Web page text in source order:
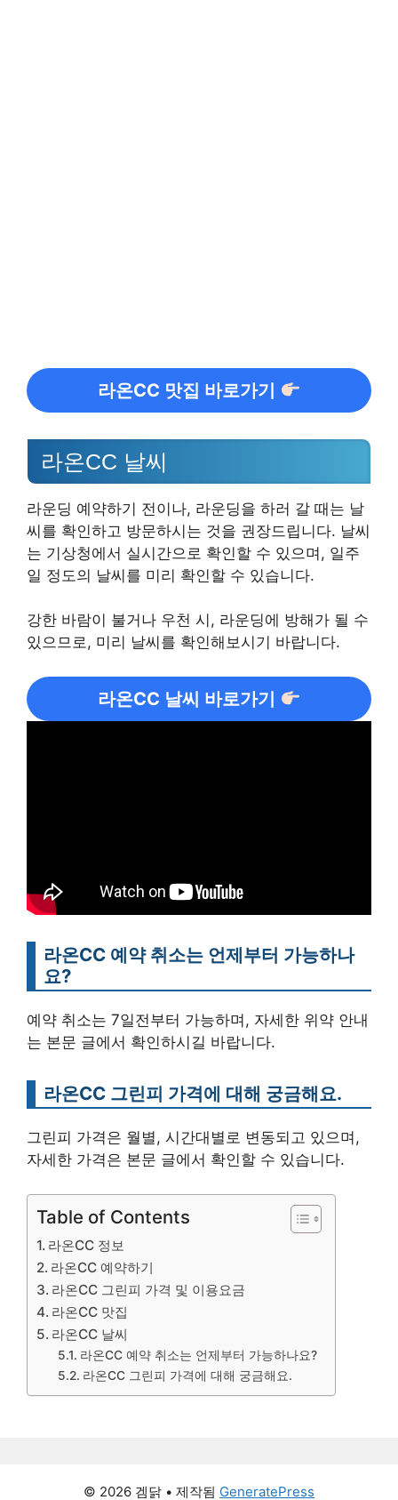
라온CC 맛집 바로가기
라온CC 날씨
라운딩 예약하기 전이나, 라운딩을 하러 갈 때는 날
씨를 확인하고 방문하시는 것을 권장드립니다. 날씨
는 기상청에서 실시간으로 확인할 수 있으며, 일주
일 정도의 날씨를 미리 확인할 수 있습니다.
강한 바람이 불거나 우천 시, 라운딩에 방해가 될 수
있으므로, 미리 날씨를 확인해보시기 바랍니다.
라온CC 날씨 바로가기
라온CC 예약 취소는 언제부터 가능하나
요?
예약 취소는 7일전부터 가능하며, 자세한 위약 안내
는 본문 글에서 확인하시길 바랍니다.
라온CC 그린피 가격에 대해 궁금해요.
그린피 가격은 월별, 시간대별로 변동되고 있으며,
자세한 가격은 본문 글에서 확인할 수 있습니다.
Table of Contents
라온CC 정보
라온CC 예약하기
라온CC 그린피 가격 및 이용요금
라온CC 맛집
라온CC 날씨
라온CC 예약 취소는 언제부터 가능하나요?
라온CC 그린피 가격에 대해 궁금해요.
© 2026 겜닭 • 제작됨 GeneratePress